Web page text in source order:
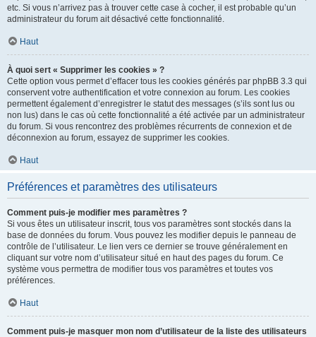
etc. Si vous n’arrivez pas à trouver cette case à cocher, il est probable qu’un
administrateur du forum ait désactivé cette fonctionnalité.
Haut
À quoi sert « Supprimer les cookies » ?
Cette option vous permet d’effacer tous les cookies générés par phpBB 3.3 qui
conservent votre authentification et votre connexion au forum. Les cookies
permettent également d’enregistrer le statut des messages (s’ils sont lus ou
non lus) dans le cas où cette fonctionnalité a été activée par un administrateur
du forum. Si vous rencontrez des problèmes récurrents de connexion et de
déconnexion au forum, essayez de supprimer les cookies.
Haut
Préférences et paramètres des utilisateurs
Comment puis-je modifier mes paramètres ?
Si vous êtes un utilisateur inscrit, tous vos paramètres sont stockés dans la
base de données du forum. Vous pouvez les modifier depuis le panneau de
contrôle de l’utilisateur. Le lien vers ce dernier se trouve généralement en
cliquant sur votre nom d’utilisateur situé en haut des pages du forum. Ce
système vous permettra de modifier tous vos paramètres et toutes vos
préférences.
Haut
Comment puis-je masquer mon nom d’utilisateur de la liste des utilisateurs